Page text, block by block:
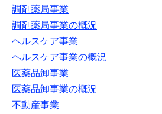
調剤薬局事業
調剤薬局事業の概況
ヘルスケア事業
ヘルスケア事業の概況
医薬品卸事業
医薬品卸事業の概況
不動産事業